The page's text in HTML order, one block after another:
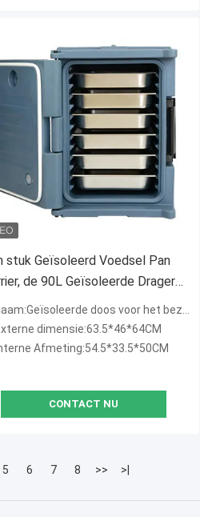
stuk Geïsoleerd Voedsel Pan
de 90L Geïsoleerde Drager
doos voor het bezorgen van warm eten
dimensie:63.5*46*64CM
Afmeting:54.5*33.5*50CM
CONTACT NU
5 6 7 8 >> >|